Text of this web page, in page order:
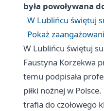
była powoływana
W Lublińcu świętuj
Pokaż
W Lublińcu świętuj
Faustyna Korzekwa
temu podpisała
piłki nożnej w
trafia do czołowego